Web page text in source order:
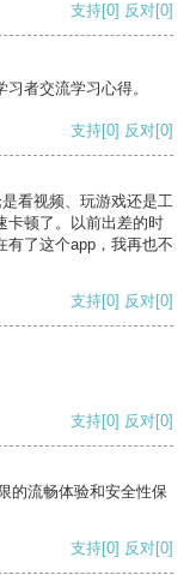
支持[0] 反对[0]
者交流学习心得。
支持[0] 反对[0]
看视频、玩游戏还是工
卡顿了。以前出差的时
有了这个app，我再也不
支持[0] 反对[0]
支持[0] 反对[0]
的流畅体验和安全性保
支持[0] 反对[0]